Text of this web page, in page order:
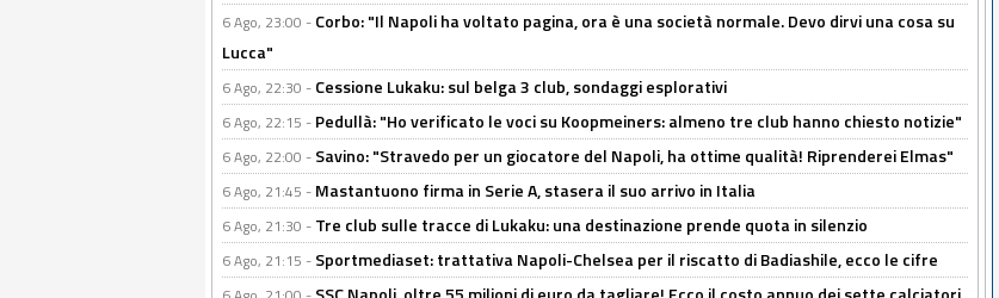
6 Ago, 23:00 - Corbo: "Il Napoli ha voltato pagina, ora è una società normale. Devo dirvi una cosa su
Lucca"
6 Ago, 22:30 - Cessione Lukaku: sul belga 3 club, sondaggi esplorativi
6 Ago, 22:15 - Pedullà: "Ho verificato le voci su Koopmeiners: almeno tre club hanno chiesto notizie"
6 Ago, 22:00 - Savino: "Stravedo per un giocatore del Napoli, ha ottime qualità! Riprenderei Elmas"
6 Ago, 21:45 - Mastantuono firma in Serie A, stasera il suo arrivo in Italia
6 Ago, 21:30 - Tre club sulle tracce di Lukaku: una destinazione prende quota in silenzio
6 Ago, 21:15 - Sportmediaset: trattativa Napoli-Chelsea per il riscatto di Badiashile, ecco le cifre